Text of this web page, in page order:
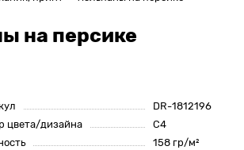
на персике
DR-1812196
цвета/дизайна
С4
158 гр/м²